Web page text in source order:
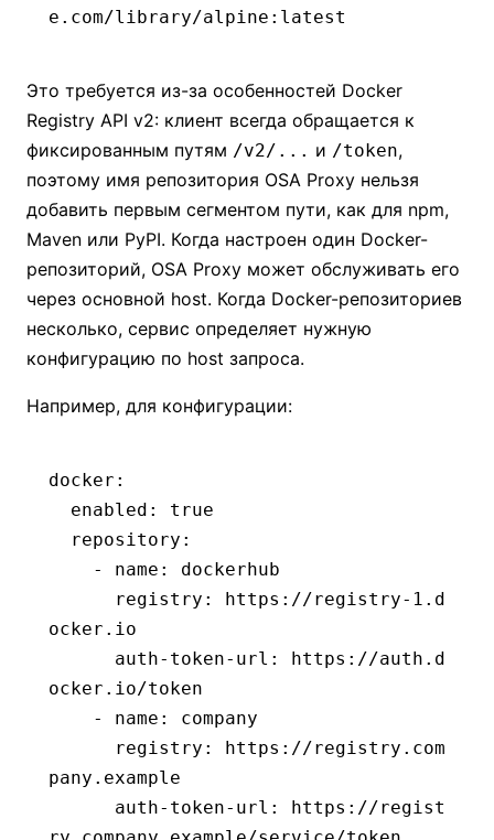
e.com/library/alpine:latest
Это требуется из-за особенностей Docker
Registry API v2: клиент всегда обращается к
фиксированным путям /v2/... и /token,
поэтому имя репозитория OSA Proxy нельзя
добавить первым сегментом пути, как для npm,
Maven или PyPI. Когда настроен один Docker-
репозиторий, OSA Proxy может обслуживать его
через основной host. Когда Docker-репозиториев
несколько, сервис определяет нужную
конфигурацию по host запроса.
Например, для конфигурации:
docker :
  enabled
:
true
  repository
:
    -
name :
dockerhub
      registry
:
https://registry-1.d
ocker.io
      auth-token-url
:
https://auth.d
ocker.io/token
    -
name :
company
      registry
:
https://registry.com
pany.example
      auth-token-url
:
https://regist